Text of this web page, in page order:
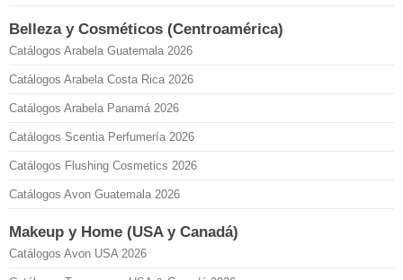
Belleza y Cosméticos (Centroamérica)
Catálogos Arabela Guatemala 2026
Catálogos Arabela Costa Rica 2026
Catálogos Arabela Panamá 2026
Catálogos Scentia Perfumería 2026
Catálogos Flushing Cosmetics 2026
Catálogos Avon Guatemala 2026
Makeup y Home (USA y Canadá)
Catálogos Avon USA 2026